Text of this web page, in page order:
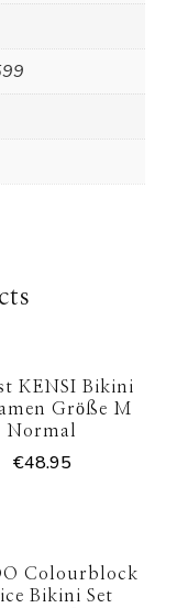
KENSI Bikini
Größe M
Normal
€48.95
Colourblock
Bikini Set